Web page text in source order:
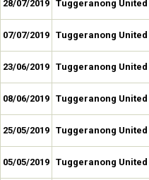
28/07/2019 Tuggeranong United
07/07/2019 Tuggeranong United
23/06/2019 Tuggeranong United
08/06/2019 Tuggeranong United
25/05/2019 Tuggeranong United
05/05/2019 Tuggeranong United